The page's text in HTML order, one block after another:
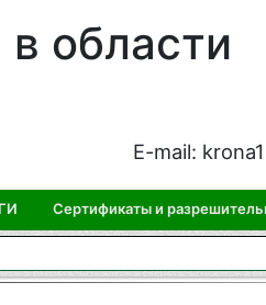
области
E-mail:
Сертификаты и